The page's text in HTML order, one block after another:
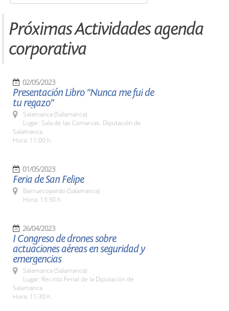
Próximas Actividades agenda
corporativa
02/05/2023
Presentación Libro "Nunca me fui de
tu regazo"
Salamanca (Salamanca)
Lugar: Sala de las Comarcas. Diputación de
Salamanca
Hora: 11:00 h.
01/05/2023
Feria de San Felipe
Barruecopardo (Salamanca)
Hora: 13:30 h.
26/04/2023
I Congreso de drones sobre
actuaciones aéreas en seguridad y
emergencias
Salamanca (Salamanca)
Lugar: Recinto Ferial de la Diputación de
Salamanca
Hora: 11:30 h.